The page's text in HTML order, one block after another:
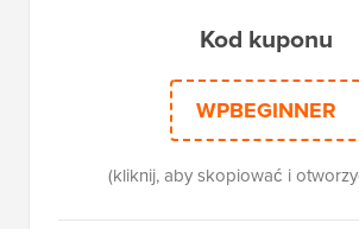
Kod kuponu
WPBEGINNER
(kliknij, aby skopiować i